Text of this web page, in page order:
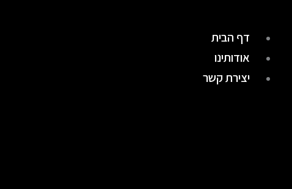
דף הבית
אודותינו
יצירת קשר